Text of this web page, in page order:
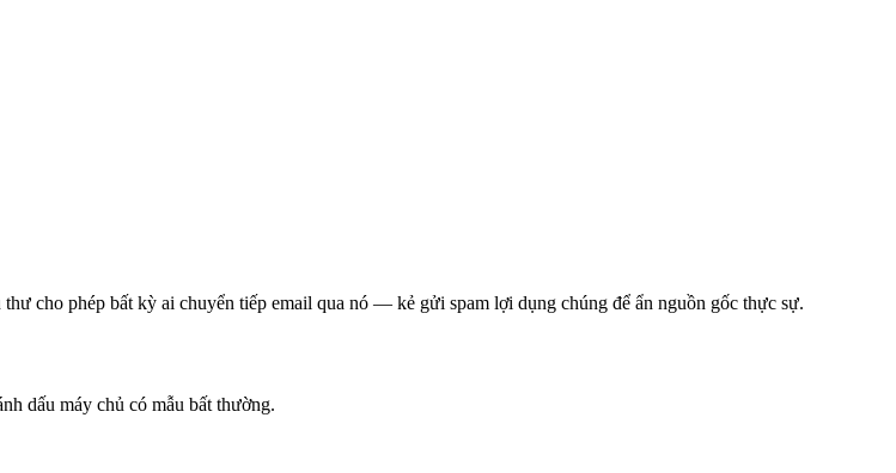
cho phép bất kỳ ai chuyển tiếp email qua nó — kẻ gửi spam lợi dụng chúng để ẩn nguồn gốc thực sự.
dấu máy chủ có mẫu bất thường.